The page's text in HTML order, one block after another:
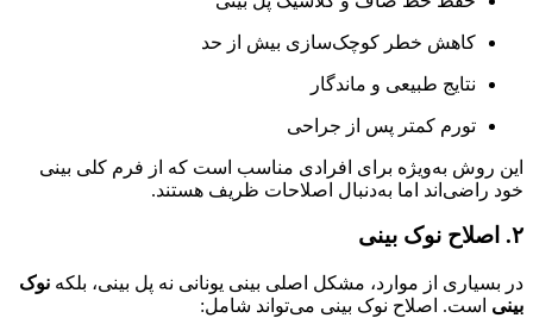
کاهش خطر کوچک‌سازی بیش از حد
نتایج طبیعی و ماندگار
تورم کمتر پس از جراحی
این روش به‌ویژه برای افرادی مناسب است که از فرم کلی بینی
خود راضی‌اند اما به‌دنبال اصلاحات ظریف هستند.
۲. اصلاح نوک بینی
در بسیاری از موارد، مشکل اصلی بینی یونانی نه پل بینی، بلکه نوک
بینی است. اصلاح نوک بینی می‌تواند شامل: